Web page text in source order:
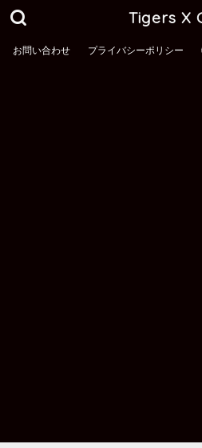
Tigers X
お問い合わせ プライバシーポリシー